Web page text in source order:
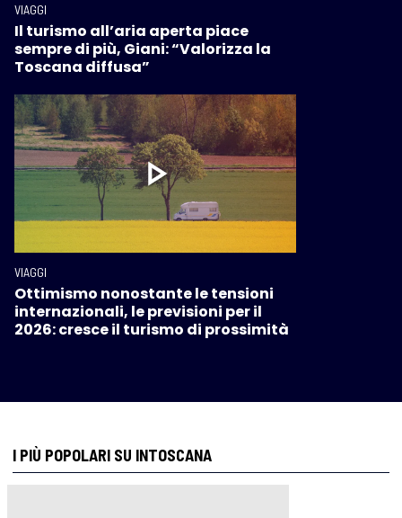
VIAGGI
Il turismo all’aria aperta piace
sempre di più, Giani: “Valorizza la
Toscana diffusa”
VIAGGI
Ottimismo nonostante le tensioni
internazionali, le previsioni per il
2026: cresce il turismo di prossimità
I PIÙ POPOLARI SU INTOSCANA